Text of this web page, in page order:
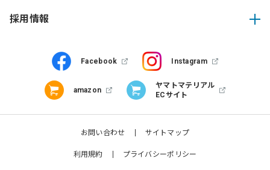
採用情報
Facebook Instagram
amazon
ヤマトマテリアル
ECサイト
お問い合わせ サイトマップ
利用規約 プライバシーポリシー